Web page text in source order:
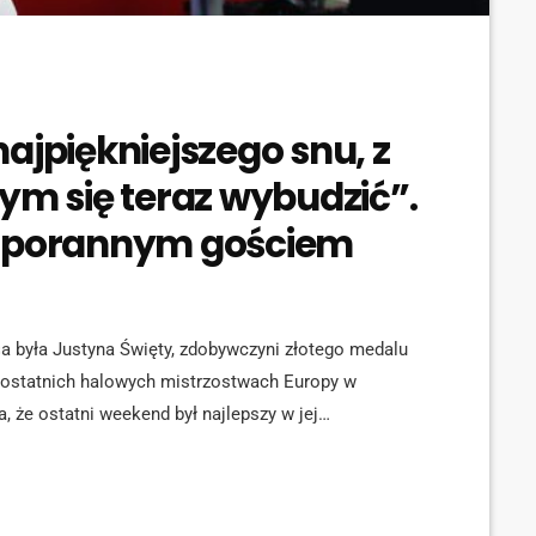
snu, z
się teraz wybudzić”.
gościem
Justyna Święty, zdobywczyni złotego medalu
halowych mistrzostwach Europy w
że ostatni weekend był najlepszy w jej
stać ją na jeszcze więcej. Dużym wyzwaniem